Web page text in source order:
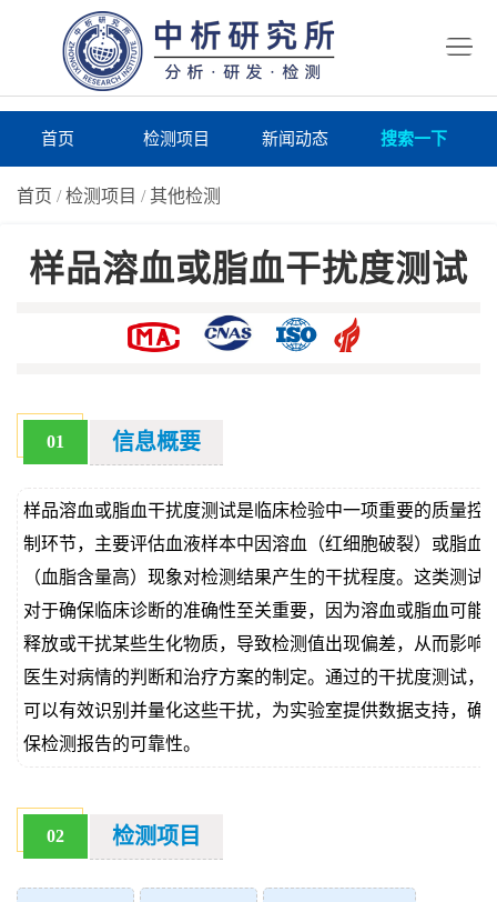
首页 检测项目 新闻动态 搜索一下
首页 /检测项目 /其他检测
样品溶血或脂血干扰度测试
01 信息概要
样品溶血或脂血干扰度测试是临床检验中一项重要的质量控
制环节，主要评估血液样本中因溶血（红细胞破裂）或脂血
（血脂含量高）现象对检测结果产生的干扰程度。这类测试
对于确保临床诊断的准确性至关重要，因为溶血或脂血可能
释放或干扰某些生化物质，导致检测值出现偏差，从而影响
医生对病情的判断和治疗方案的制定。通过的干扰度测试，
可以有效识别并量化这些干扰，为实验室提供数据支持，确
保检测报告的可靠性。
02 检测项目
价
真
伪
查
询